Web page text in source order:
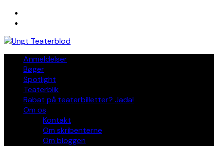
Skip
Anmeldelser
Bøger
Spotlight
Teaterblik
Rabat på teaterbilletter? Jada!
Om os
Kontakt
Om skribenterne
Om bloggen